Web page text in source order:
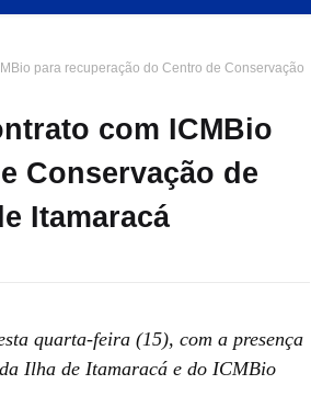
para recuperação do Centro de Conservação
com ICMBio
Conservação de
Itamaracá
quarta-feira (15), com a presença
Ilha de Itamaracá e do ICMBio